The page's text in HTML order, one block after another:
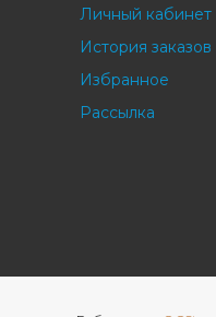
Личный кабинет
История заказов
Избранное
Рассылка